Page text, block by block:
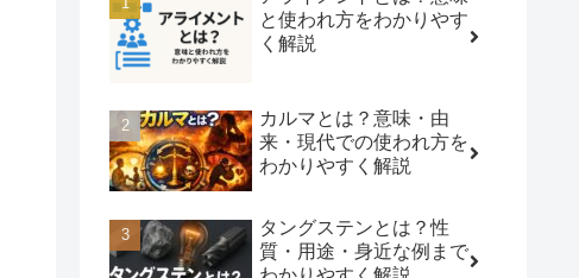
と使われ方をわかりやす
く解説
カルマとは？意味・由
来・現代での使われ方を
わかりやすく解説
タングステンとは？性
質・用途・身近な例まで